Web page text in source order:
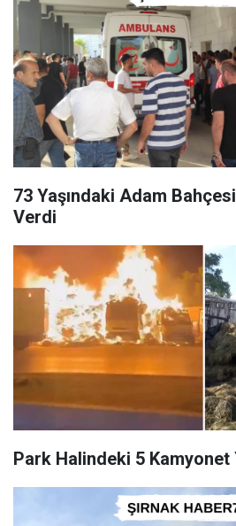
73 Yaşındaki Adam
Verdi
Park Halindeki 5 Kamyonet